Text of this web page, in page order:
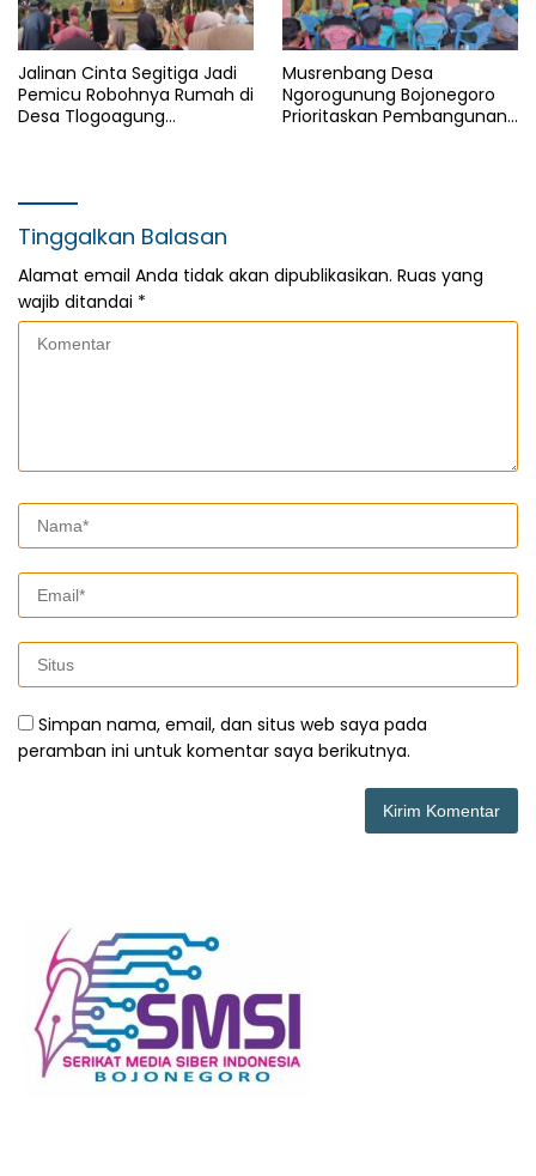
Jalinan Cinta Segitiga Jadi
Pemicu Robohnya Rumah di
Desa Tlogoagung
Musrenbang Desa
Ngorogunung Bojonegoro
Prioritaskan Pembangunan
Tinggalkan Balasan
Alamat email Anda tidak akan dipublikasikan. Ruas yang
wajib ditandai *
Simpan nama, email, dan situs web saya pada
peramban ini untuk komentar saya berikutnya.